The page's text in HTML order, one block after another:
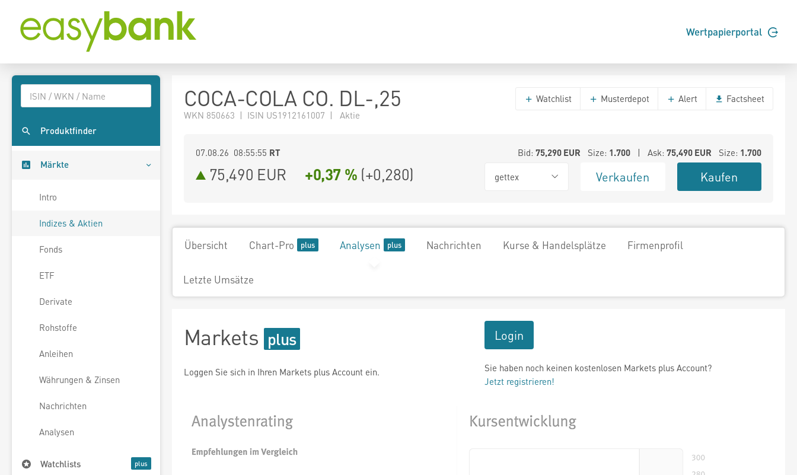
Wertpapierportal
Produktfinder
Märkte
Intro
Indizes & Aktien
Fonds
ETF
Derivate
Rohstoffe
Anleihen
Währungen & Zinsen
Nachrichten
Analysen
Watchlists
COCA-COLA CO. DL-,25
WKN 850663 | ISIN US1912161007 | Aktie
Watchlist Musterdepot Alert Factsheet
07.08.26 08:55:55 RT Bid: 75,290EUR Size: 1.700| Ask: 75,490EUR Size: 1.700
75,490 EUR +0,37 % (+0,280) gettex Verkaufen Kaufen
Übersicht Chart-Pro Analysen Nachrichten Kurse & Handelsplätze Firmenprofil
Letzte Umsätze
Markets
Loggen Sie sich in Ihren Markets plus Account ein.
Login
Sie haben noch keinen kostenlosen Markets plus Account?
Jetzt registrieren!